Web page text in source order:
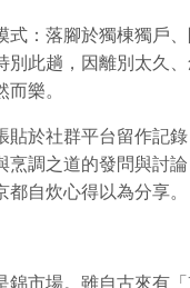
：落腳於獨棟獨戶
此趟，因離別太久
樂。
於社群平台留作記
調之道的發問與討
自炊心得以為分享。
市場。雖自古來有「